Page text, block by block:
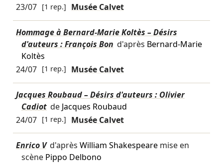
23/07 [1 rep.] Musée Calvet
Hommage à Bernard-Marie Koltès – Désirs
d'auteurs : François Bon d'après Bernard-Marie
Koltès
24/07 [1 rep.] Musée Calvet
Jacques Roubaud – Désirs d'auteurs : Olivier
Cadiot de Jacques Roubaud
24/07 [1 rep.] Musée Calvet
Enrico V d'après William Shakespearemise en
scène Pippo Delbono